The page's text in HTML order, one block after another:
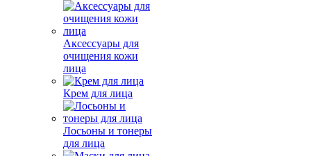
Аксессуары для
очищения кожи
лица
Крем для лица
Лосьоны и тонеры
для лица